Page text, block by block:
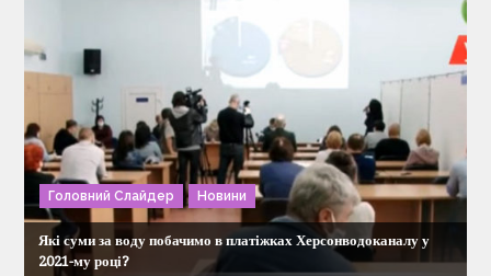
і
з
а
п
Головний Слайдер Новини
Які суми за воду побачимо в платіжках Херсонводоканалу у
2021-му році?